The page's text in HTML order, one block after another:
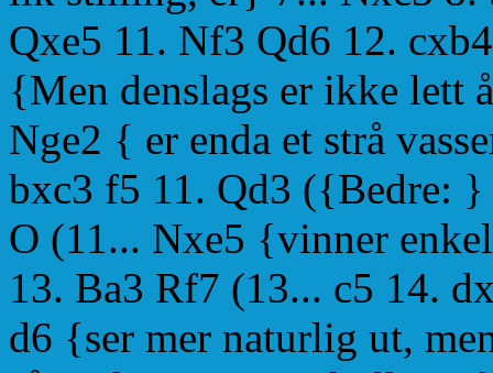
Qxe5 11. Nf3 Qd6 12.
{Men denslags er ikke lett
Nge2 { er enda et strå
bxc3 f5 11. Qd3 ({Bedre:
O (11... Nxe5 {vinner
13. Ba3 Rf7 (13... c5 14.
d6 {ser mer naturlig ut,